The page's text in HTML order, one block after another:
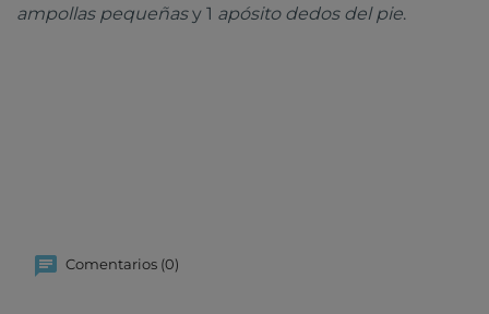
ampollas pequeñasy 1 apósito dedos del pie.
Comentarios (0)